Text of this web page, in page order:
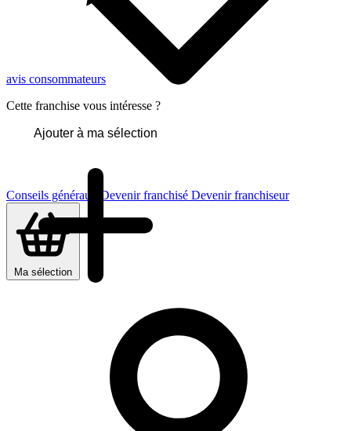
Conseils généraux Devenir franchisé Devenir franchiseur
Ma sélection
avis consommateurs
Cette franchise vous intéresse ?
Ajouter à ma sélection